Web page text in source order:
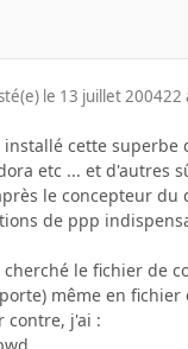
le 13 juillet 200422
installé cette
etc ... et d'autres
le concepteur
de ppp
cherché le fichier de
même en fichier
contre, j'ai :